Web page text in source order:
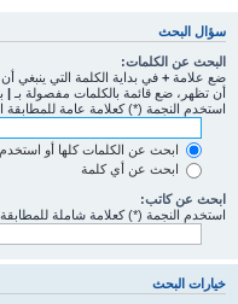
سؤال البحث
البحث عن الكلمات:
ضع علامة + في بداية الكلمة التي ينبغي
أن تظهر، ضع قائمة بالكلمات مفصولة بـ |
استخدم النجمة (*) كعلامة عامة للمطابقة
ابحث عن الكلمات كلها أو
ابحث عن أي كلمة
ابحث عن كاتب:
استخدم النجمة (*) كعلامة شاملة للمطابقة
خيارات البحث